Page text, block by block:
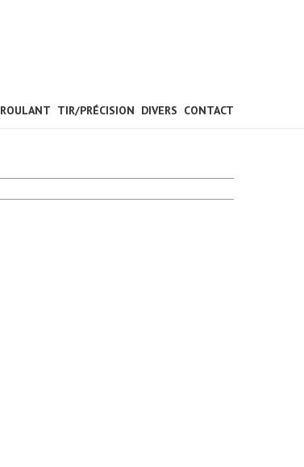
ROULANT TIR/PRÉCISION DIVERS CONTACT